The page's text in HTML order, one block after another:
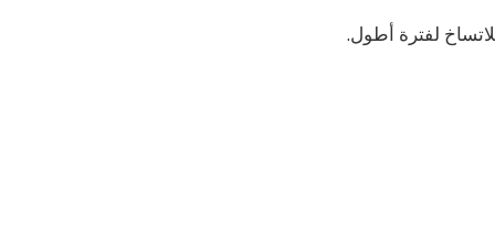
لفترة أطول.